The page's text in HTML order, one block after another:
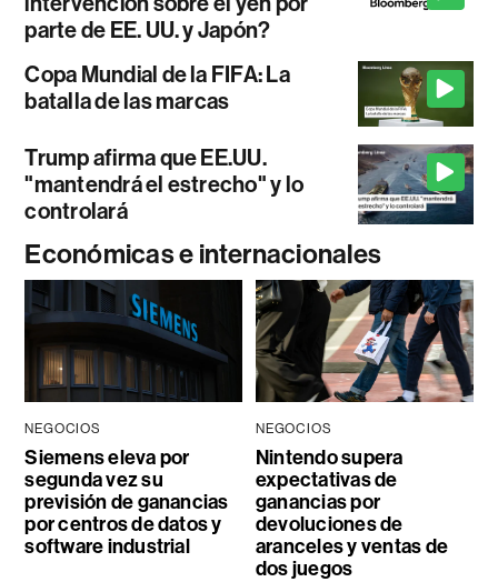
parte de EE. UU. y Japón?
Copa Mundial de la FIFA: La
batalla de las marcas
Trump afirma que EE.UU.
"mantendrá el estrecho" y lo
controlará
Económicas e internacionales
NEGOCIOS
Siemens eleva por
segunda vez su
previsión de ganancias
por centros de datos y
software industrial
NEGOCIOS
Nintendo supera
expectativas de
ganancias por
devoluciones de
aranceles y ventas de
dos juegos